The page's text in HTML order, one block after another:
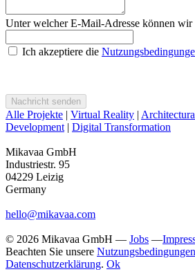
Unter welcher E-Mail-Adresse können wir
Ich akzeptiere die
Alle Projekte | Virtual Reality |
Development | Digital Transformation
Mikavaa GmbH
Industriestr. 95
04229 Leizig
Germany
hello@mikavaa.com
© 2026 Mikavaa GmbH — Jobs —
Beachten Sie unsere
Datenschutzerklärung. Ok